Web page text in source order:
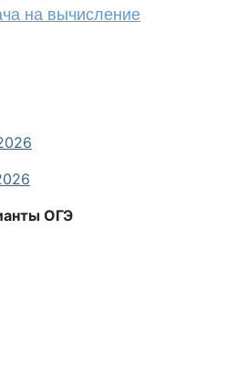
на вычисление
ОГЭ